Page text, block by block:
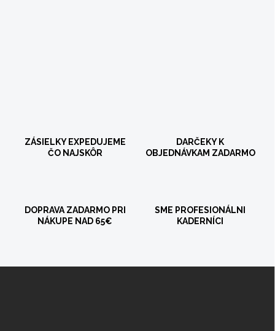
ZÁSIELKY EXPEDUJEME
ČO NAJSKÔR
DARČEKY K
OBJEDNÁVKAM ZADARMO
DOPRAVA ZADARMO PRI
NÁKUPE NAD 65€
SME PROFESIONÁLNI
KADERNÍCI